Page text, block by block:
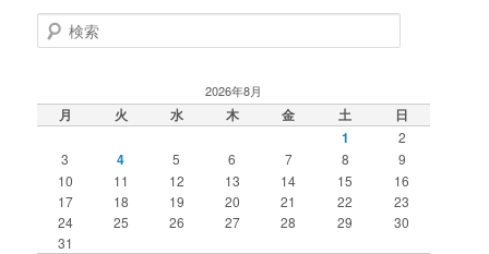
検
索
2026年8月
月 火 水 木 金 土 日
1
2
3
4 5 6 7 8
9
10
11 12 13 14 15
16
17
18 19 20 21 22
23
24
25 26 27 28 29
30
31